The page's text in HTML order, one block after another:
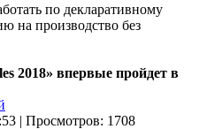
по декларативному
на производство без
2018» впервые пройдет в
| Просмотров: 1708